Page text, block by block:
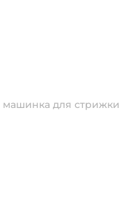
машинка для стрижки